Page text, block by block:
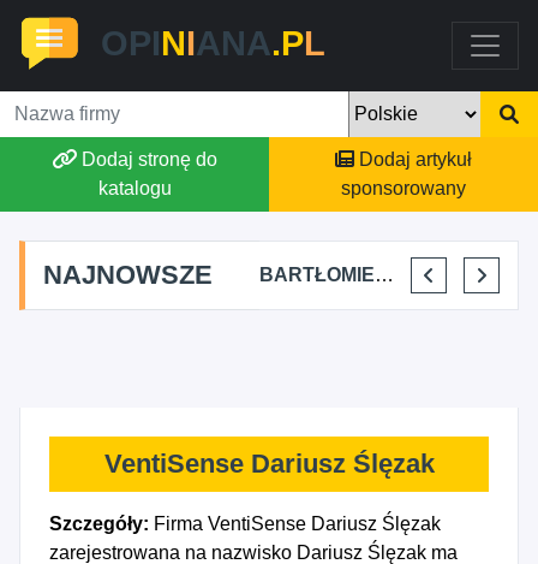
OPINIANA.PL
Dodaj stronę do
katalogu
Dodaj artykuł
sponsorowany
NAJNOWSZE
FJK-IT FILIP SZYMAŃSKI BARTŁOMIEJ DYLIK CLOUDY AFFAIRS INTERNATIONAL KRYSTIAN PISULA
VentiSense Dariusz Ślęzak
Szczegóły: Firma VentiSense Dariusz Ślęzak
zarejestrowana na nazwisko Dariusz Ślęzak ma